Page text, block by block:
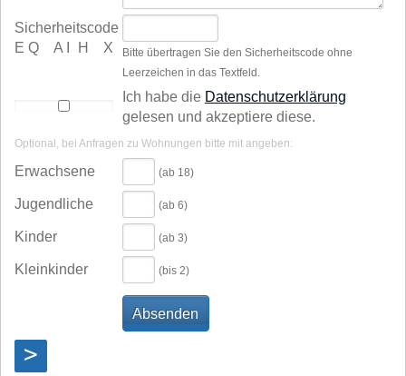
Sicherheitscode
E Q A I H X
Bitte übertragen Sie den Sicherheitscode ohne
Leerzeichen in das Textfeld.
Ich habe die Datenschutzerklärung
gelesen und akzeptiere diese.
Optional, bei Anfragen zu Wohnungen bitte mit angeben:
Erwachsene (ab 18)
Jugendliche (ab 6)
Kinder (ab 3)
Kleinkinder (bis 2)
>